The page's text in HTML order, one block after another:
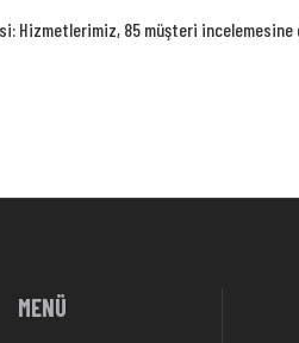
Hizmetlerimiz, 85 müşteri incelemesine
MENÜ